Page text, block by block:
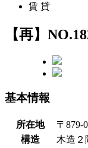
賃 貸
【再】
基本情報
所在地
〒879-
構造
木造２